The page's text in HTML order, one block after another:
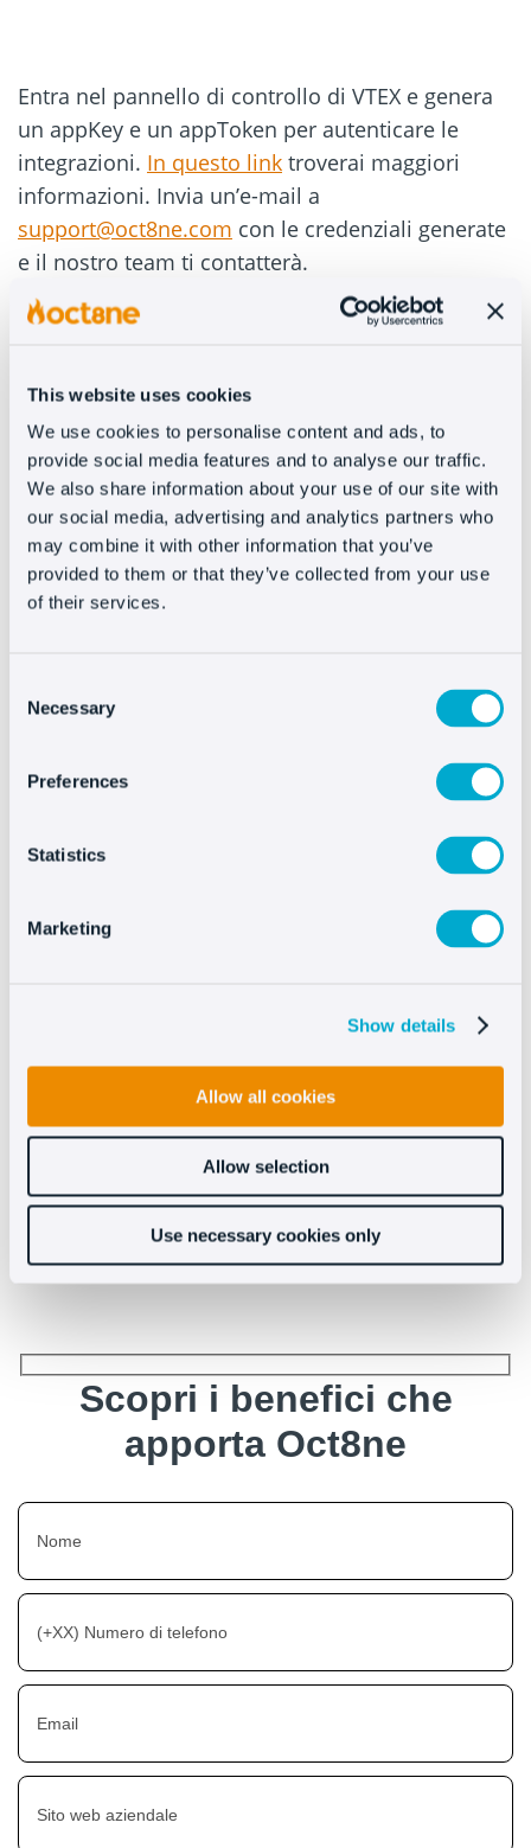
This website uses cookies
We use cookies to personalise content and ads, to
provide social media features and to analyse our traffic.
We also share information about your use of our site with
our social media, advertising and analytics partners who
may combine it with other information that you’ve
provided to them or that they’ve collected from your use
of their services.
Selection
Necessary
Preferences
Statistics
Marketing
Show details
Allow all cookies
Allow selection
Use necessary cookies only
Entra nel pannello di controllo di VTEX e genera
un appKey e un appToken per autenticare le
integrazioni. In questo link troverai maggiori
informazioni. Invia un’e-mail a
support@oct8ne.com con le credenziali generate
e il nostro team ti contatterà.
3. Incolla il codice in Vtex
Ti invieremo un codice personalizzato per
integrarlo nel tuo modello Vtex. Devi solo
incollare lo script appena prima del tag </body>
del tuo modello. Non dimenticare che, affinché
Oct8ne sia visibile nel processo di acquisto finale
dei tuoi clienti, dovrai incollare il codice nella
In caso di dubbi o domande su come eseguire
Scopri i benefici che
apporta Oct8ne